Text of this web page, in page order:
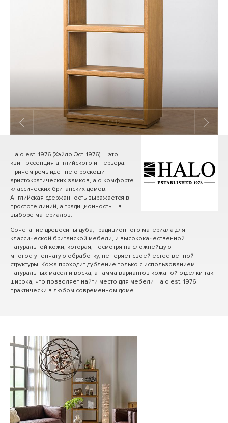
1/ 12
Halo est. 1976 (Хэйло Эст. 1976) — это
квинтэссенция английского интерьера.
Причем речь идет не о роскоши
аристократических замков, а о комфорте
классических британских домов.
Английская сдержанность выражается в
простоте линий, а традиционность – в
выборе материалов.
Сочетание древесины дуба, традиционного материала для
классической британской мебели, и высококачественной
натуральной кожи, которая, несмотря на сложнейшую
многоступенчатую обработку, не теряет своей естественной
структуры. Кожа проходит дубление только с использованием
натуральных масел и воска, а гамма вариантов кожаной отделки так
широка, что позволяет найти место для мебели Halo est. 1976
практически в любом современном доме.